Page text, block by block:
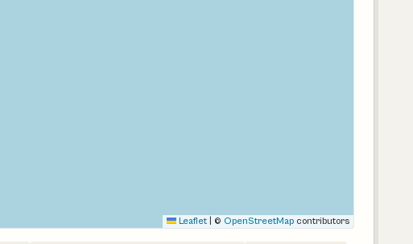
Leaflet © OpenStreetMapcontributors